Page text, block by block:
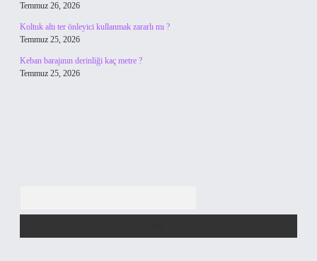
Temmuz 26, 2026
Koltuk altı ter önleyici kullanmak zararlı mı ?
Temmuz 25, 2026
Keban barajının derinliği kaç metre ?
Temmuz 25, 2026